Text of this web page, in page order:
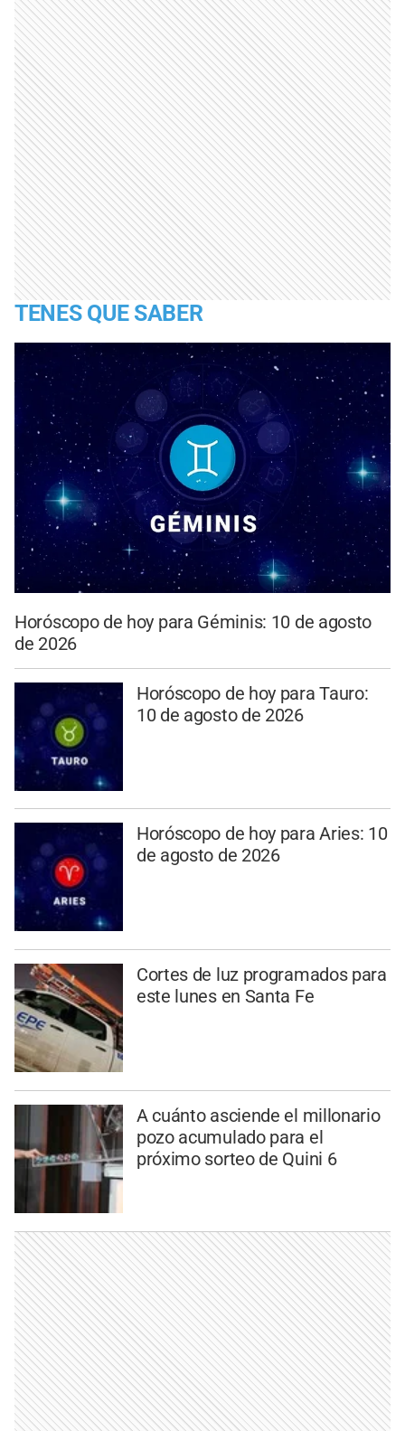
TENES QUE SABER
Horóscopo de hoy para Géminis: 10 de agosto
de 2026
Horóscopo de hoy para Tauro:
10 de agosto de 2026
Horóscopo de hoy para Aries: 10
de agosto de 2026
Cortes de luz programados para
este lunes en Santa Fe
A cuánto asciende el millonario
pozo acumulado para el
próximo sorteo de Quini 6